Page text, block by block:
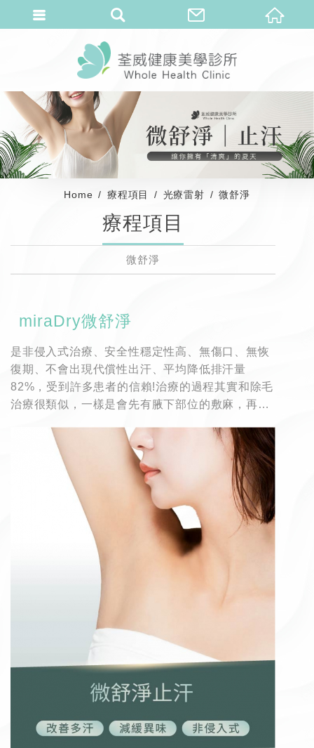
Home 療程項目 光療雷射 微舒淨
療程項目
微舒淨
miraDry微舒淨
是非侵入式治療、安全性穩定性高、無傷口、無恢
復期、不會出現代償性出汗、平均降低排汗量
82%，受到許多患者的信賴!治療的過程其實和除毛
治療很類似，一樣是會先有腋下部位的敷麻，再使
冷卻系統，因此不會傷害到肌膚表層，只會針對汗
腺的部位去做治療，降低部位發生紅腫的機率，治
療完後可以立刻恢復日常生活，部分患者會覺得腋
下部位有脹脹的感覺，這都是屬於正常現象，可以
使用冰敷讓部位變的舒緩，腫脹感大約在一周內就